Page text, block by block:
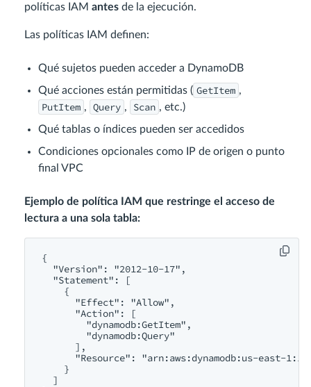
políticas IAM antes de la ejecución.
Las políticas IAM definen:
Qué sujetos pueden acceder a DynamoDB
Qué acciones están permitidas ( GetItem ,
PutItem , Query , Scan , etc.)
Qué tablas o índices pueden ser accedidos
Condiciones opcionales como IP de origen o punto
final VPC
Ejemplo de política IAM que restringe el acceso de
lectura a una sola tabla:
{
  "Version": "2012-10-17",
  "Statement": [
    {
      "Effect": "Allow",
      "Action": [
        "dynamodb:GetItem",
        "dynamodb:Query"
      ],
"Resource": "arn:aws:dynamodb:us-east-
    }
  ]